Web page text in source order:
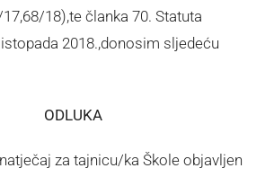
18),te članka 70. Statuta
2018.,donosim sljedeću
ODLUKA
za tajnicu/ka Škole objavljen